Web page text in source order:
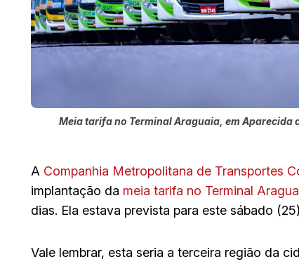
Meia tarifa no Terminal Araguaia, em Aparecida
A Companhia Metropolitana de Transportes
implantação da meia tarifa no Terminal
dias. Ela estava prevista para este sábado
Vale lembrar, esta seria a terceira região da